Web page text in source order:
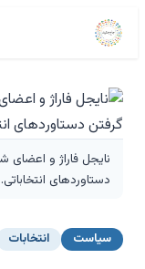
نایجل فاراژ و
دستاوردهای
سیاست انتخابات